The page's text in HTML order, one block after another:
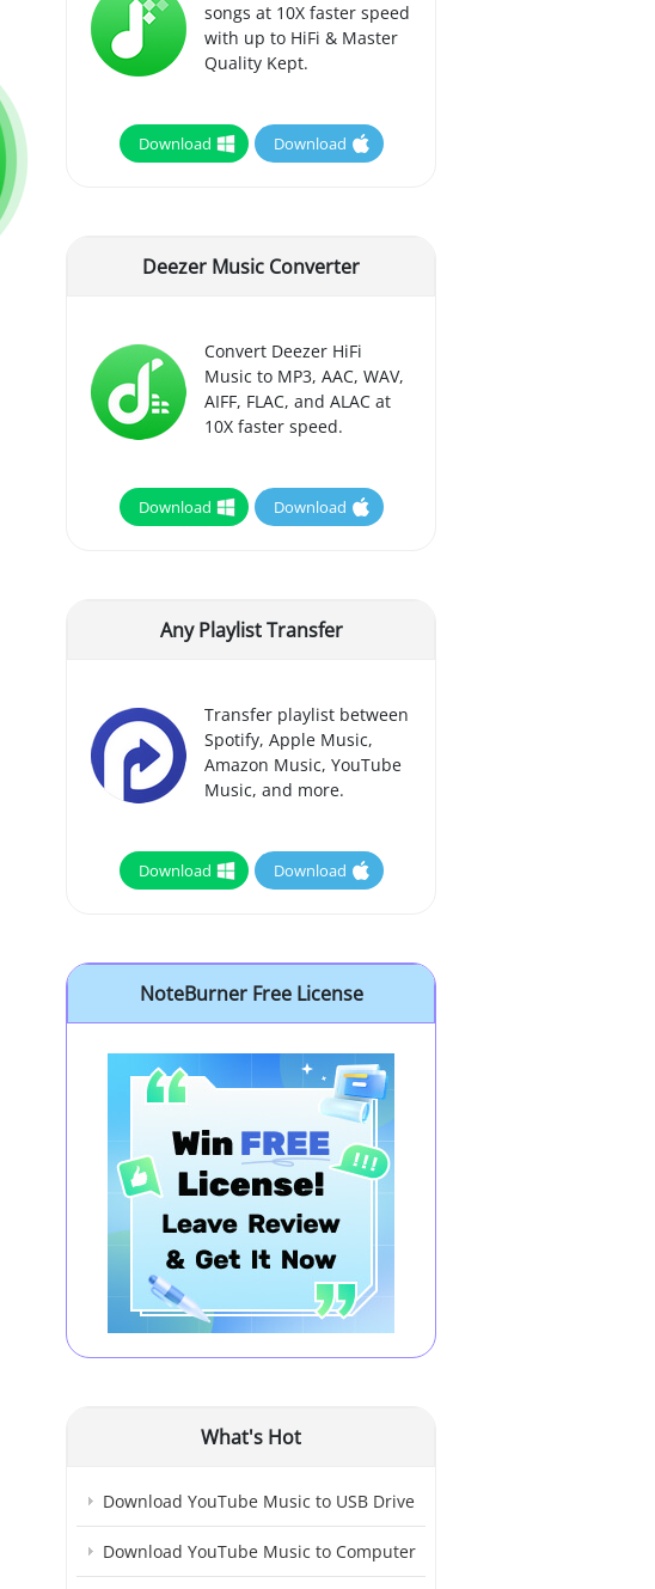
songs at 10X faster speed
with up to HiFi & Master
Quality Kept.
Download Download
Deezer Music Converter
Convert Deezer HiFi
Music to MP3, AAC, WAV,
AIFF, FLAC, and ALAC at
10X faster speed.
Download Download
Any Playlist Transfer
Transfer playlist between
Spotify, Apple Music,
Amazon Music, YouTube
Music, and more.
Download Download
NoteBurner Free License
What's Hot
Download YouTube Music to USB Drive
Download YouTube Music to Computer